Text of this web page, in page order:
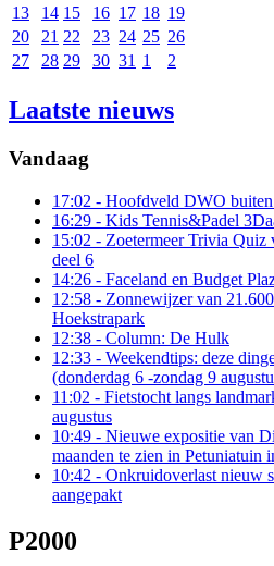
13
14 15 16 17 18 19
20
21 22 23 24 25 26
27
28 29 30 31 1 2
Laatste nieuws
Vandaag
17:02 - Hoofdveld DWO
16:29 - Kids Tennis&Padel
15:02 - Zoetermeer Trivia Quiz
deel 6
14:26 - Faceland en Budget
12:58 - Zonnewijzer van
Hoekstrapark
12:38 - Column: De Hulk
12:33 - Weekendtips: deze
(donderdag 6 -zondag 9
11:02 - Fietstocht langs
augustus
10:49 - Nieuwe expositie van
maanden te zien in Petuniatuin
10:42 - Onkruidoverlast nieuw
aangepakt
P2000